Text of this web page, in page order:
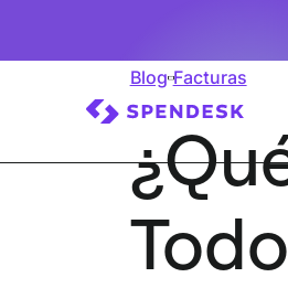
Blog Facturas